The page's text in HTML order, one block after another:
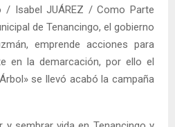
/ Isabel JUÁREZ / Como Parte
de Tenancingo, el gobierno
emprende acciones para
en la demarcación, por ello el
se llevó acabó la campaña